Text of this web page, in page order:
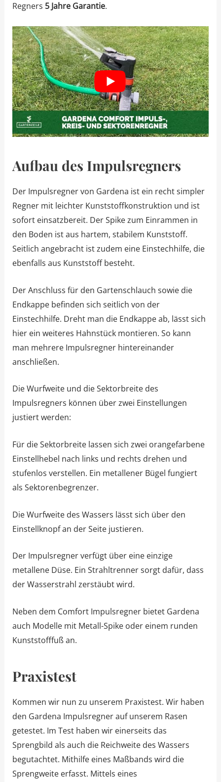
Regners 5 Jahre Garantie.
Aufbau des Impulsregners
Der Impulsregner von Gardena ist ein recht simpler
Regner mit leichter Kunststoffkonstruktion und ist
sofort einsatzbereit. Der Spike zum Einrammen in
den Boden ist aus hartem, stabilem Kunststoff.
Seitlich angebracht ist zudem eine Einstechhilfe, die
ebenfalls aus Kunststoff besteht.
Der Anschluss für den Gartenschlauch sowie die
Endkappe befinden sich seitlich von der
Einstechhilfe. Dreht man die Endkappe ab, lässt sich
hier ein weiteres Hahnstück montieren. So kann
man mehrere Impulsregner hintereinander
anschließen.
Die Wurfweite und die Sektorbreite des
Impulsregners können über zwei Einstellungen
justiert werden:
Für die Sektorbreite lassen sich zwei orangefarbene
Einstellhebel nach links und rechts drehen und
stufenlos verstellen. Ein metallener Bügel fungiert
als Sektorenbegrenzer.
Die Wurfweite des Wassers lässt sich über den
Einstellknopf an der Seite justieren.
Der Impulsregner verfügt über eine einzige
metallene Düse. Ein Strahltrenner sorgt dafür, dass
der Wasserstrahl zerstäubt wird.
Neben dem Comfort Impulsregner bietet Gardena
auch Modelle mit Metall-Spike oder einem runden
Kunststofffuß an.
Praxistest
Kommen wir nun zu unserem Praxistest. Wir haben
den Gardena Impulsregner auf unserem Rasen
getestet. Im Test haben wir einerseits das
Sprengbild als auch die Reichweite des Wassers
begutachtet. Mithilfe eines Maßbands wird die
Sprengweite erfasst. Mittels eines